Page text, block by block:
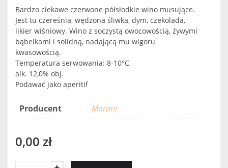
Bardzo ciekawe czerwone półsłodkie wino musujące.
Jest tu czereśnia, wędzona śliwka, dym, czekolada,
likier wiśniowy. Wino z soczystą owocowością, żywymi
bąbelkami i solidną, nadającą mu wigoru
kwasowością.
Temperatura serwowania: 8-10°C
alk. 12,0% obj.
Podawać jako aperitif
Producent Marani
0,00 zł